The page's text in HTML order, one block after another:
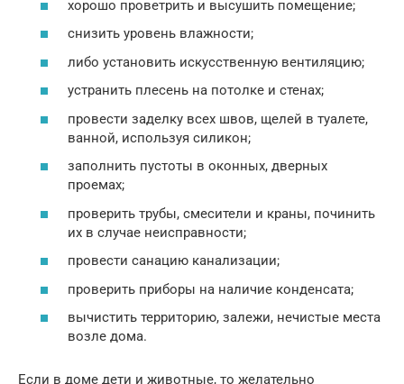
хорошо проветрить и высушить помещение;
снизить уровень влажности;
либо установить искусственную вентиляцию;
устранить плесень на потолке и стенах;
провести заделку всех швов, щелей в туалете,
ванной, используя силикон;
заполнить пустоты в оконных, дверных
проемах;
проверить трубы, смесители и краны, починить
их в случае неисправности;
провести санацию канализации;
проверить приборы на наличие конденсата;
вычистить территорию, залежи, нечистые места
возле дома.
Если в доме дети и животные, то желательно